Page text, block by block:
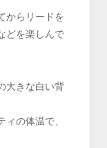
からリードを
どを楽しんで
大きな白い背
の体温で、